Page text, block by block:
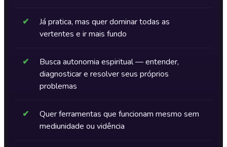
✔
Já pratica, mas quer dominar todas as
vertentes e ir mais fundo
✔
Busca autonomia espiritual — entender,
diagnosticar e resolver seus próprios
problemas
✔
Quer ferramentas que funcionam mesmo sem
mediunidade ou vidência